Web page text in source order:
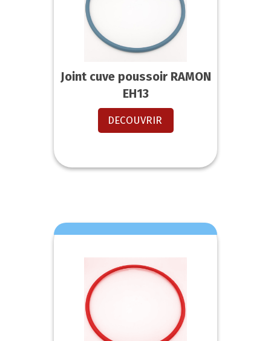
Joint cuve poussoir RAMON
EH13
DECOUVRIR